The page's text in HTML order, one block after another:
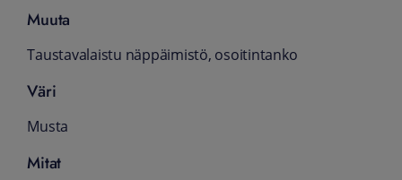
Muuta
Taustavalaistu näppäimistö, osoitintanko
Väri
Musta
Mitat